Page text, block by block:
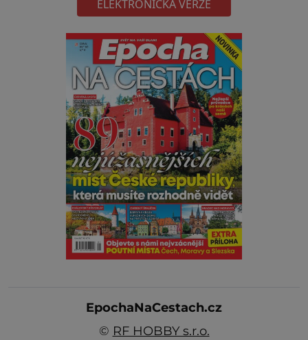
ELEKTRONICKÁ VERZE
EpochaNaCestach.cz
© RF HOBBY s.r.o.